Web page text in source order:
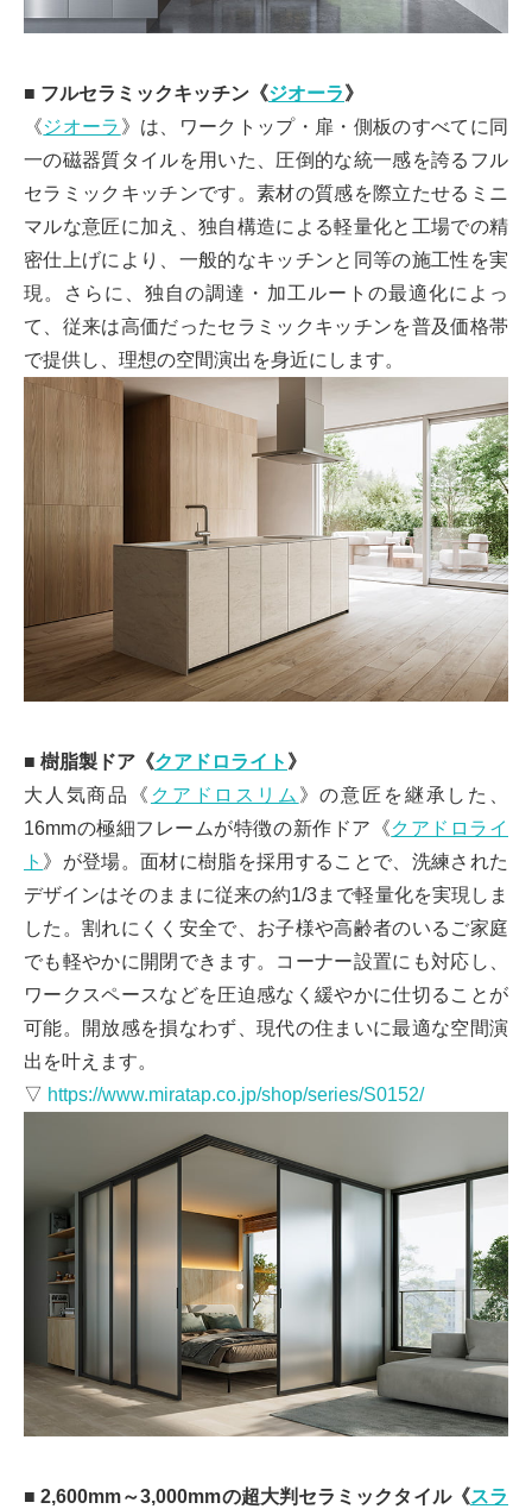
■ フルセラミックキッチン《ジオーラ》
《ジオーラ 》は、ワークトップ・扉・側板のすべてに同
一の磁器質タイルを用いた、圧倒的な統一感を誇るフル
セラミックキッチンです。素材の質感を際立たせるミニ
マルな意匠に加え、独自構造による軽量化と工場での精
密仕上げにより、一般的なキッチンと同等の施工性を実
現。さらに、独自の調達・加工ルートの最適化によっ
て、従来は高価だったセラミックキッチンを普及価格帯
で提供し、理想の空間演出を身近にします。
■ 樹脂製ドア《クアドロライト 》
大人気商品《 クアドロスリム 》の意匠を継承した、
16mmの極細フレームが特徴の新作ドア《クアドロライ
ト 》が登場。面材に樹脂を採用することで、洗練された
デザインはそのままに従来の約1/3まで軽量化を実現しま
した。割れにくく安全で、お子様や高齢者のいるご家庭
でも軽やかに開閉できます。コーナー設置にも対応し、
ワークスペースなどを圧迫感なく緩やかに仕切ることが
可能。開放感を損なわず、現代の住まいに最適な空間演
出を叶えます。
▽ https://www.miratap.co.jp/shop/series/S0152/
■ 2,600mm～3,000mmの超大判セラミックタイル《スラ